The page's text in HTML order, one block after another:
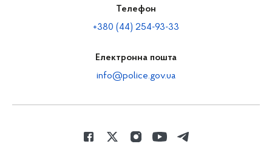
Телефон
+380 (44) 254-93-33
Електронна пошта
info@police.gov.ua